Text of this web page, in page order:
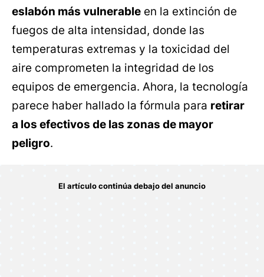
eslabón más vulnerable en la extinción de
fuegos de alta intensidad, donde las
temperaturas extremas y la toxicidad del
aire comprometen la integridad de los
equipos de emergencia. Ahora, la tecnología
parece haber hallado la fórmula para retirar
a los efectivos de las zonas de mayor
peligro.